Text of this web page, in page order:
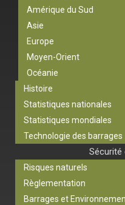
Amérique du Sud
Asie
Europe
Moyen-Orient
Océanie
Histoire
Statistiques nationales
Statistiques mondiales
Technologie des barrages
Sécurité
Risques naturels
Règlementation
Barrages et